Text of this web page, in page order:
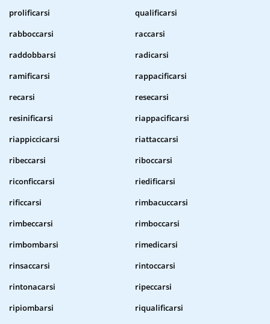
prolificarsi
qualificarsi
rabboccarsi
raccarsi
raddobbarsi
radicarsi
ramificarsi
rappacificarsi
recarsi
resecarsi
resinificarsi
riappacificarsi
riappiccicarsi
riattaccarsi
ribeccarsi
riboccarsi
riconficcarsi
riedificarsi
rificcarsi
rimbacuccarsi
rimbeccarsi
rimboccarsi
rimbombarsi
rimedicarsi
rinsaccarsi
rintoccarsi
rintonacarsi
ripeccarsi
ripiombarsi
riqualificarsi